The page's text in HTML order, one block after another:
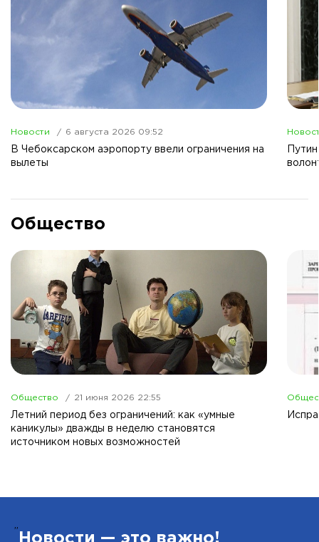
Новости 6 августа 2026 09:52
В Чебоксарском аэропорту ввели ограничения на
вылеты
Общество
Общество 21 июня 2026 22:55
Летний период без ограничений: как «умные
каникулы» дважды в неделю становятся
источником новых возможностей
Новости — это важно!